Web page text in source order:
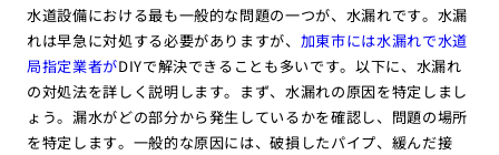
水道設備における最も一般的な問題の一つが、水漏れです。水漏
れは早急に対処する必要がありますが、 加東市には水漏れで水道
局指定業者がDIYで解決できることも多いです。以下に、水漏れ
の対処法を詳しく説明します。まず、水漏れの原因を特定しまし
ょう。漏水がどの部分から発生しているかを確認し、問題の場所
を特定します。一般的な原因には、破損したパイプ、緩んだ接